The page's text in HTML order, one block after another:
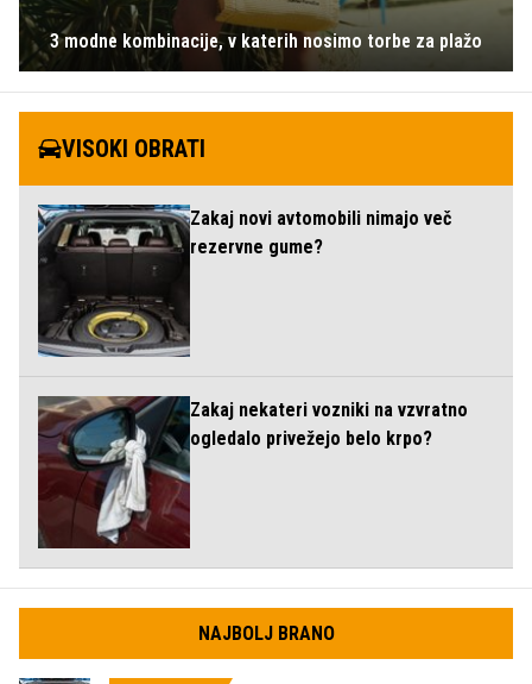
3 modne kombinacije, v katerih nosimo torbe za plažo
VISOKI OBRATI
Zakaj novi avtomobili nimajo več
rezervne gume?
Zakaj nekateri vozniki na vzvratno
ogledalo privežejo belo krpo?
NAJBOLJ BRANO